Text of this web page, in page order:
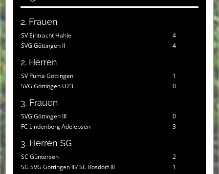
2. Frauen
SV Eintracht Hahle
4
SVG Göttingen II
4
2. Herren
SV Puma Göttingen
1
SVG Göttingen U23
0
3. Frauen
SVG Göttingen III
0
FC Lindenberg Adelebsen
3
3. Herren SG
SC Güntersen
2
SG SVG Göttingen III/ SC Rosdorf III
1